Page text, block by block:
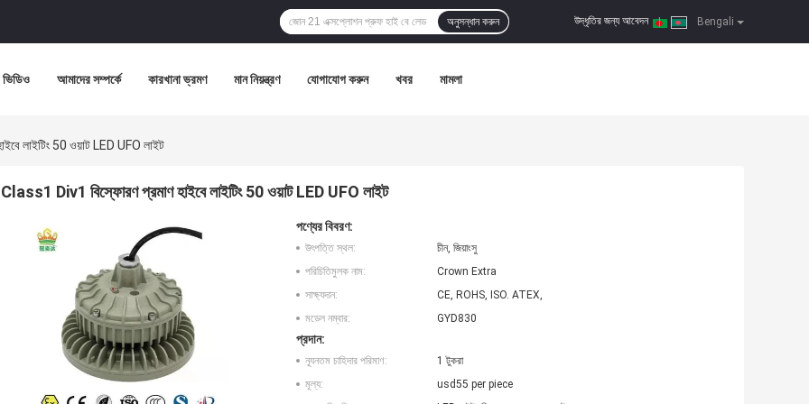
Bengali
উদ্ধৃতির জন্য আবেদন |
অনুসন্ধান করুন
ভিডিও আমাদের সম্পর্কে কারখানা ভ্রমণ মান নিয়ন্ত্রণ যোগাযোগ করুন খবর মামলা
লাইটিং 50 ওয়াট LED UFO লাইট
Class1 Div1 বিস্ফোরণ প্রমাণ হাইবে লাইটিং 50 ওয়াট LED UFO লাইট
পণ্যের বিবরণ:
উৎপত্তি স্থল:
চীন, জিয়াংসু
পরিচিতিমুলক নাম:
Crown Extra
সাক্ষ্যদান:
CE, ROHS, ISO. ATEX,
মডেল নম্বার:
GYD830
প্রদান:
ন্যূনতম চাহিদার পরিমাণ:
1 টুকরা
মূল্য:
usd55 per piece